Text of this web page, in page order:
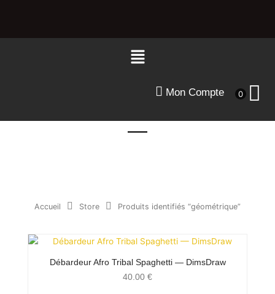
Menu
Mon Compte 0
Accueil Store Produits identifiés “géométrique”
Débardeur Afro Tribal Spaghetti — DimsDraw
40.00 €